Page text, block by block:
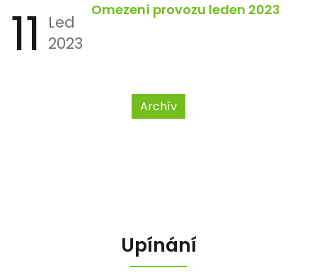
11
Led
2023
Omezení provozu leden 2023
Archív
Upínání